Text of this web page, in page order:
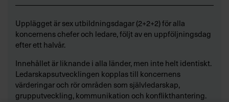
Upplägget är sex utbildningsdagar (2+2+2) för alla
koncernens chefer och ledare, följt av en uppföljningsdag
efter ett halvår.
Innehållet är liknande i alla länder, men inte helt identiskt.
Ledarskapsutvecklingen kopplas till koncernens
värderingar och rör områden som självledarskap,
grupputveckling, kommunikation och konflikthantering.